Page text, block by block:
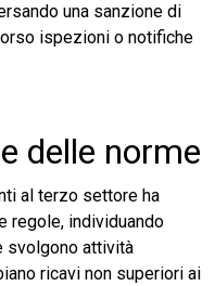
una sanzione di
ispezioni o notifiche
delle norme
al terzo settore ha
regole, individuando
svolgono attività
ricavi non superiori ai